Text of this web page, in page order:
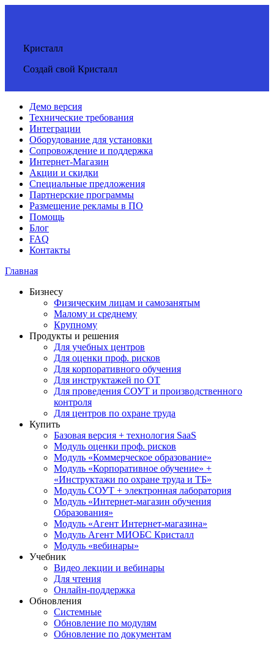
Кристалл
Создай свой Кристалл
Демо версия
Технические требования
Интеграции
Оборудование для установки
Сопровождение и поддержка
Интернет-Магазин
Акции и скидки
Специальные предложения
Партнерские программы
Размещение рекламы в ПО
Помощь
Блог
FAQ
Контакты
Главная
Бизнесу
Физическим лицам и самозанятым
Малому и среднему
Крупному
Продукты и решения
Для учебных центров
Для оценки проф. рисков
Для корпоративного обучения
Для инструктажей по ОТ
Для проведения СОУТ и производственного
контроля
Для центров по охране труда
Купить
Базовая версия + технология SaaS
Модуль оценки проф. рисков
Модуль «Коммерческое образование»
Модуль «Корпоративное обучение» +
«Инструктажи по охране труда и ТБ»
Модуль СОУТ + электронная лаборатория
Модуль «Интернет-магазин обучения
Образования»
Модуль «Агент Интернет-магазина»
Модуль Агент МИОБС Кристалл
Модуль «вебинары»
Учебник
Видео лекции и вебинары
Для чтения
Онлайн-поддержка
Обновления
Системные
Обновление по модулям
Обновление по документам